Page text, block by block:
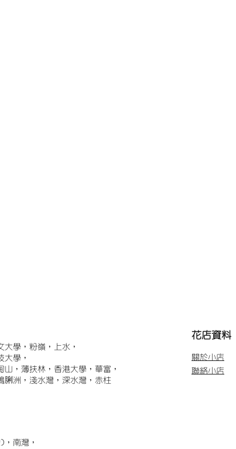
大學，粉嶺，上水，
大學，
山，薄扶林，香港大學，華富，
脷洲，淺水灣，深水灣，赤柱
南灣，
​花店資料
關於小店
聯絡小店